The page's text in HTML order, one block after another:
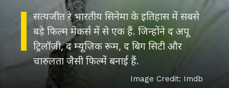
सत्यजीत रे भारतीय सिनेमा के इतिहास में सबसे
बड़े फिल्म मेकर्स में से एक हैं. जिन्होंने द अपू
ट्रिलॉजी, द म्यूज़िक रूम, द बिग सिटी और
चारुलता जैसी फिल्में बनाई हैं.
Image Credit: Imdb